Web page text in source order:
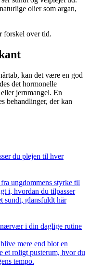
olier som argan,
forskel over tid.
kan det være en god
det hormonelle
jernmangel. En
behandlinger, der kan
du plejen til hver
ungdommens styrke til
i, hvordan du tilpasser
sundt, glansfuldt hår
i din daglige rutine
mere end blot en
et roligt pusterum, hvor du
tempo.